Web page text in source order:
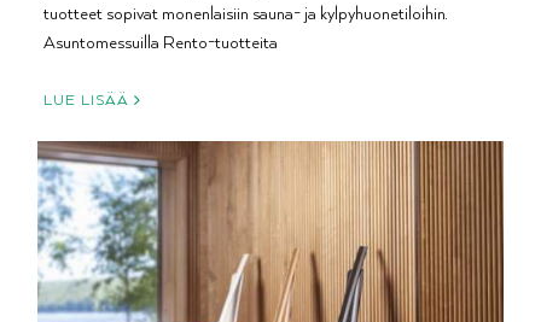
tuotteet sopivat monenlaisiin sauna- ja kylpyhuonetiloihin.
Asuntomessuilla Rento-tuotteita
LUE LISÄÄ